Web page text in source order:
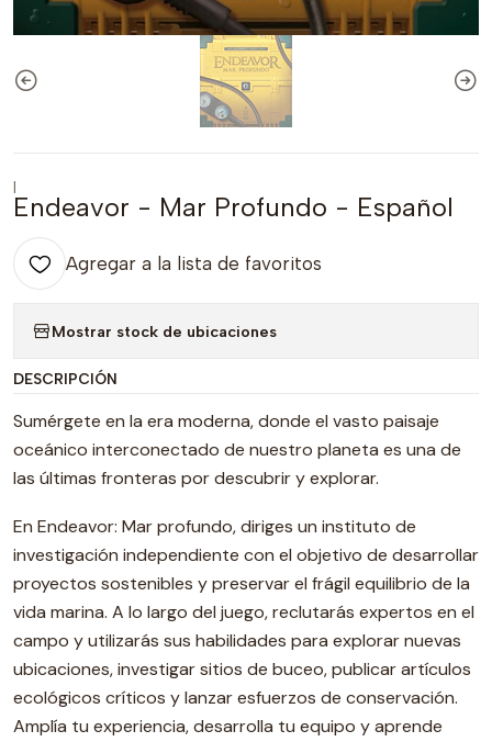
|
Endeavor - Mar Profundo - Español
Agregar a la lista de favoritos
Mostrar stock de ubicaciones
DESCRIPCIÓN
Sumérgete en la era moderna, donde el vasto paisaje
oceánico interconectado de nuestro planeta es una de
las últimas fronteras por descubrir y explorar.
En Endeavor: Mar profundo, diriges un instituto de
investigación independiente con el objetivo de desarrollar
proyectos sostenibles y preservar el frágil equilibrio de la
vida marina. A lo largo del juego, reclutarás expertos en el
campo y utilizarás sus habilidades para explorar nuevas
ubicaciones, investigar sitios de buceo, publicar artículos
ecológicos críticos y lanzar esfuerzos de conservación.
Amplía tu experiencia, desarrolla tu equipo y aprende